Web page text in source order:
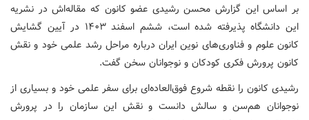
بر اساس این گزارش محسن رشیدی عضو کانون که مقاله‌اش در نشریه
این دانشگاه پذیرفته شده است، ششم اسفند ۱۴۰۳ در آیین گشایش
کانون علوم و فناوری‌های نوین ایران درباره مراحل رشد علمی خود و نقش
کانون پرورش فکری کودکان و نوجوانان سخن گفت.
رشیدی کانون را نقطه شروع فوق‌العاده‌ای برای سفر علمی خود و بسیاری از
نوجوانان هم‌سن و سالش دانست و نقش این سازمان را در پرورش